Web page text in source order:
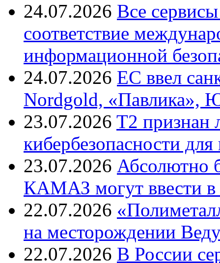
24.07.2026 Все
соответствие
информационной
24.07.2026 ЕС ввел
Nordgold, «Павлика»,
23.07.2026 T2 признан
кибербезопасности
23.07.2026 Абсолютно
КАМАЗ могут ввести в
22.07.2026
на месторождении
22.07.2026 В России